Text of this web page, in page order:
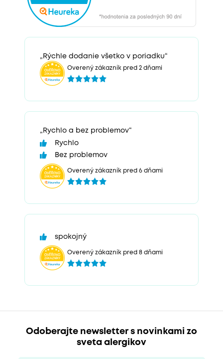
„Rýchle dodanie všetko v poriadku“
Overený zákazník pred 2 dňami
„Rychlo a bez problemov“
Rychlo
Bez problemov
Overený zákazník pred 6 dňami
spokojný
Overený zákazník pred 8 dňami
Odoberajte newsletter s novinkami zo
sveta alergikov